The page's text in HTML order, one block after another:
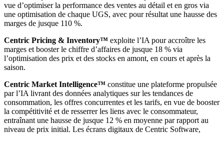
vue d’optimiser la performance des ventes au détail et en gros via
une optimisation de chaque UGS, avec pour résultat une hausse des
marges de jusque 110 %.
Centric Pricing & Inventory™ exploite l’IA pour accroître les
marges et booster le chiffre d’affaires de jusque 18 % via
l’optimisation des prix et des stocks en amont, en cours et après la
saison.
Centric Market Intelligence™ constitue une plateforme propulsée
par l’IA livrant des données analytiques sur les tendances de
consommation, les offres concurrentes et les tarifs, en vue de booster
la compétitivité et de resserrer les liens avec le consommateur,
entraînant une hausse de jusque 12 % en moyenne par rapport au
niveau de prix initial. Les écrans digitaux de Centric Software,